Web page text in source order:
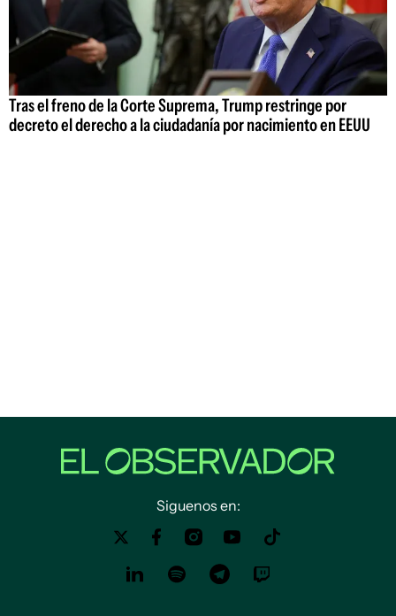
Tras el freno de la Corte Suprema, Trump restringe por
decreto el derecho a la ciudadanía por nacimiento en EEUU
Siguenos en: